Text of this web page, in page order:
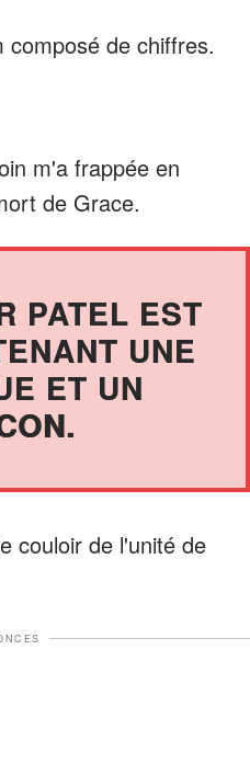
composé de chiffres.
m'a frappée en
de Grace.
PATEL EST
UNE
ET UN
couloir de l'unité de